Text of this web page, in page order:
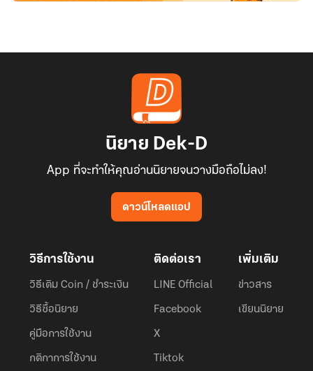
นิยาย Dek-D
App ที่จะทำให้คุณอ่านนิยายจนวางมือถือไม่ลง!
ดาวน์โหลดแอป
วิธีการใช้งาน
วิธีเติม Coin / ชำระเงิน
วิธีซื้อนิยาย
คู่มือการใช้งาน
กติกาการใช้งาน
ติดต่อเรา
LINE Official
Facebook
X
Tiktok
เพิ่มเติม
ข่าวสาร
เขียนนิยาย